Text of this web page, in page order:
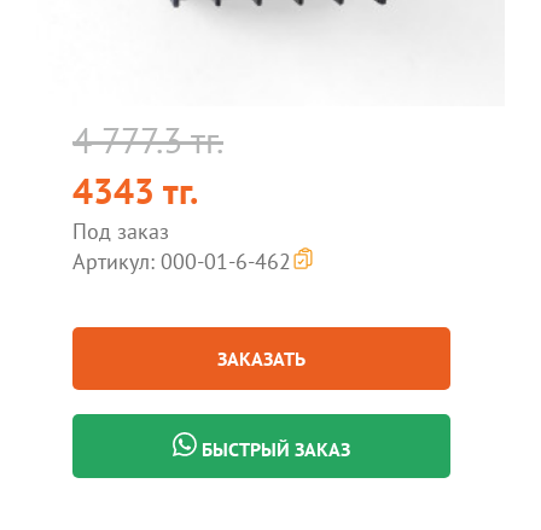
4 777.3 тг.
4343 тг.
Под заказ
Артикул: 000-01-6-462
ЗАКАЗАТЬ
БЫСТРЫЙ ЗАКАЗ